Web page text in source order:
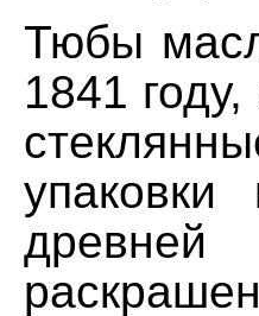
Тюбы
1841